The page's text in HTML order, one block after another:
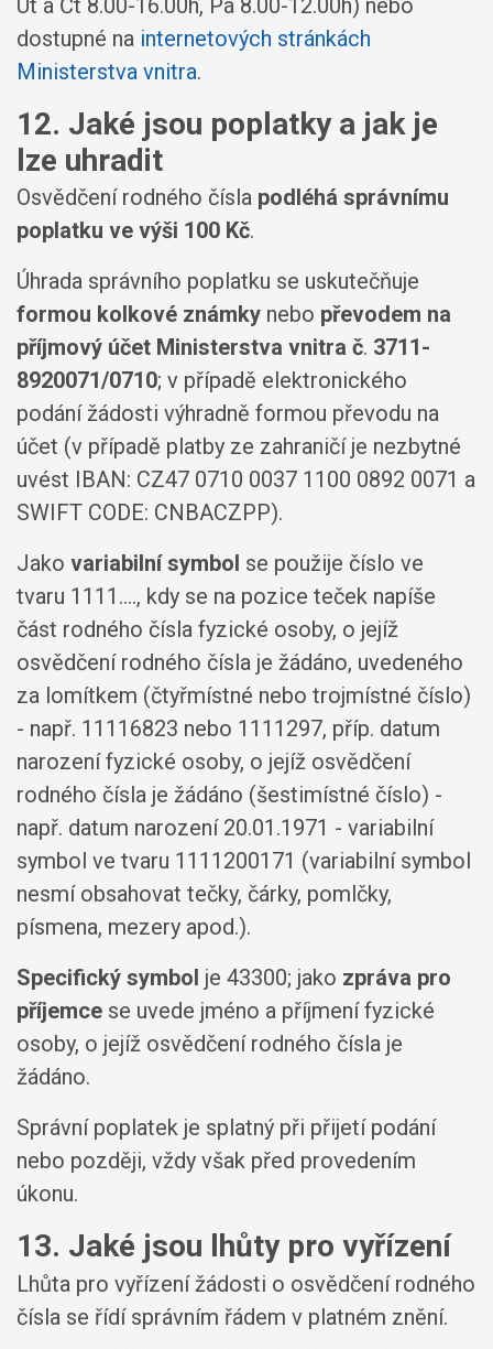
dostupné na internetových stránkách
Ministerstva vnitra.
12. Jaké jsou poplatky a jak je
lze uhradit
Osvědčení rodného čísla podléhá správnímu
poplatku ve výši 100 Kč.
Úhrada správního poplatku se uskutečňuje
formou kolkové známky nebo převodem na
příjmový účet Ministerstva vnitra č. 3711-
8920071/0710; v případě elektronického
podání žádosti výhradně formou převodu na
účet (v případě platby ze zahraničí je nezbytné
uvést IBAN: CZ47 0710 0037 1100 0892 0071 a
SWIFT CODE: CNBACZPP).
Jako variabilní symbol se použije číslo ve
tvaru 1111...., kdy se na pozice teček napíše
část rodného čísla fyzické osoby, o jejíž
osvědčení rodného čísla je žádáno, uvedeného
za lomítkem (čtyřmístné nebo trojmístné číslo)
- např. 11116823 nebo 1111297, příp. datum
narození fyzické osoby, o jejíž osvědčení
rodného čísla je žádáno (šestimístné číslo) -
např. datum narození 20.01.1971 - variabilní
symbol ve tvaru 1111200171 (variabilní symbol
nesmí obsahovat tečky, čárky, pomlčky,
písmena, mezery apod.).
Specifický symbol je 43300; jako zpráva pro
příjemce se uvede jméno a příjmení fyzické
osoby, o jejíž osvědčení rodného čísla je
žádáno.
Správní poplatek je splatný při přijetí podání
nebo později, vždy však před provedením
úkonu.
13. Jaké jsou lhůty pro vyřízení
Lhůta pro vyřízení žádosti o osvědčení rodného
čísla se řídí správním řádem v platném znění.